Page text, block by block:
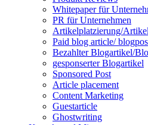
Whitepaper für
PR für Unternehmen
Artikelplatzierung/
Paid blog article/
Bezahlter Blogartikel/
gesponserter Blogartikel
Sponsored Post
Article placement
Content Marketing
Guestarticle
Ghostwriting